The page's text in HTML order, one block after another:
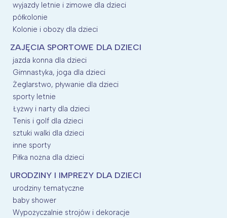
wyjazdy letnie i zimowe dla dzieci
półkolonie
Kolonie i obozy dla dzieci
ZAJĘCIA SPORTOWE DLA DZIECI
jazda konna dla dzieci
Gimnastyka, joga dla dzieci
Żeglarstwo, pływanie dla dzieci
sporty letnie
Łyżwy i narty dla dzieci
Tenis i golf dla dzieci
sztuki walki dla dzieci
inne sporty
Piłka nożna dla dzieci
URODZINY I IMPREZY DLA DZIECI
urodziny tematyczne
baby shower
Wypożyczalnie strojów i dekoracje